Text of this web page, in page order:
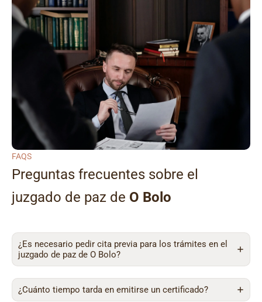
FAQS
Preguntas frecuentes sobre el
juzgado de paz de O Bolo
¿Es necesario pedir cita previa para los trámites en el
juzgado de paz de O Bolo?
¿Cuánto tiempo tarda en emitirse un certificado?